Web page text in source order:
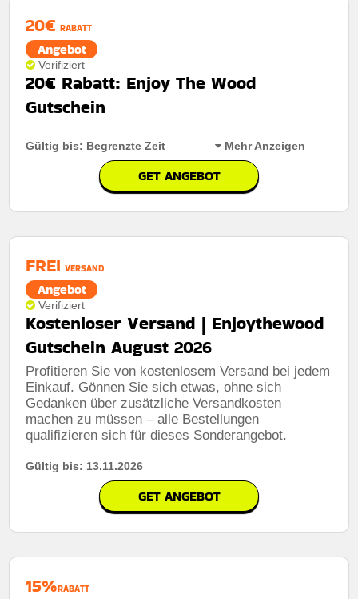
Bedingungen:
auf der website des händlers
20€ RABATT
Angebot
Verifiziert
20€ Rabatt: Enjoy The Wood
Gutschein
Gültig bis: Begrenzte Zeit Mehr Anzeigen
GET ANGEBOT
Mindestkaufbetrag:Keine mindestausgaben
Berechtigung:
Art des Angebots:
Kumulierbar: Nicht mit anderen angeboten
kombinierbar
Bedingungen:Die gesch�ftsbedingungen finden sie
auf der website des h�ndlers
FREI VERSAND
Angebot
Verifiziert
Kostenloser Versand | Enjoythewood
Gutschein August 2026
Profitieren Sie von kostenlosem Versand bei jedem
Einkauf. Gönnen Sie sich etwas, ohne sich
Gedanken über zusätzliche Versandkosten
machen zu müssen – alle Bestellungen
qualifizieren sich für dieses Sonderangebot.
Gültig bis: 13.11.2026
GET ANGEBOT
15%RABATT